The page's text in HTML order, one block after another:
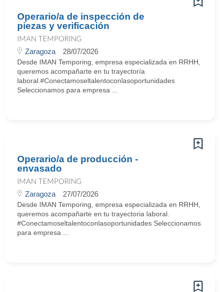
Operario/a de inspección de
piezas y verificación
IMAN TEMPORING
Zaragoza 28/07/2026
Desde IMAN Temporing, empresa especializada en RRHH,
queremos acompañarte en tu trayectoría
laboral.#Conectamoseltalentoconlasoportunidades
Seleccionamos para empresa ...
Operario/a de producción -
envasado
IMAN TEMPORING
Zaragoza 27/07/2026
Desde IMAN Temporing, empresa especializada en RRHH,
queremos acompañarte en tu trayectoria laboral.
#Conectamoseltalentoconlasoportunidades Seleccionamos
para empresa ...